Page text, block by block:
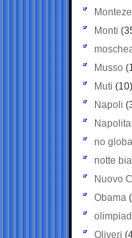
Monti
Musso
Muti (10)
Napoli
no global
notte
Nuovo
Obama
Oliveri